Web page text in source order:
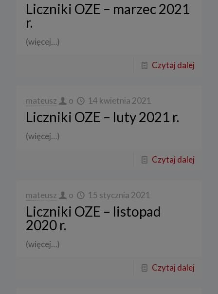
Liczniki OZE – marzec 2021
r.
(więcej…)
Czytaj dalej
mateusz o 14 kwietnia 2021
Liczniki OZE – luty 2021 r.
(więcej…)
Czytaj dalej
mateusz o 15 stycznia 2021
Liczniki OZE – listopad
2020 r.
(więcej…)
Czytaj dalej